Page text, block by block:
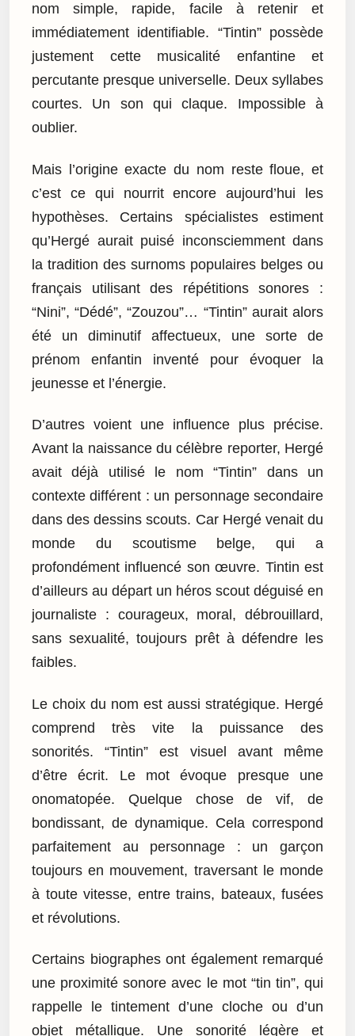
nom simple, rapide, facile à retenir et
immédiatement identifiable. “Tintin” possède
justement cette musicalité enfantine et
percutante presque universelle. Deux syllabes
courtes. Un son qui claque. Impossible à
oublier.
Mais l’origine exacte du nom reste floue, et
c’est ce qui nourrit encore aujourd’hui les
hypothèses. Certains spécialistes estiment
qu’Hergé aurait puisé inconsciemment dans
la tradition des surnoms populaires belges ou
français utilisant des répétitions sonores :
“Nini”, “Dédé”, “Zouzou”… “Tintin” aurait alors
été un diminutif affectueux, une sorte de
prénom enfantin inventé pour évoquer la
jeunesse et l’énergie.
D’autres voient une influence plus précise.
Avant la naissance du célèbre reporter, Hergé
avait déjà utilisé le nom “Tintin” dans un
contexte différent : un personnage secondaire
dans des dessins scouts. Car Hergé venait du
monde du scoutisme belge, qui a
profondément influencé son œuvre. Tintin est
d’ailleurs au départ un héros scout déguisé en
journaliste : courageux, moral, débrouillard,
sans sexualité, toujours prêt à défendre les
faibles.
Le choix du nom est aussi stratégique. Hergé
comprend très vite la puissance des
sonorités. “Tintin” est visuel avant même
d’être écrit. Le mot évoque presque une
onomatopée. Quelque chose de vif, de
bondissant, de dynamique. Cela correspond
parfaitement au personnage : un garçon
toujours en mouvement, traversant le monde
à toute vitesse, entre trains, bateaux, fusées
et révolutions.
Certains biographes ont également remarqué
une proximité sonore avec le mot “tin tin”, qui
rappelle le tintement d’une cloche ou d’un
objet métallique. Une sonorité légère et